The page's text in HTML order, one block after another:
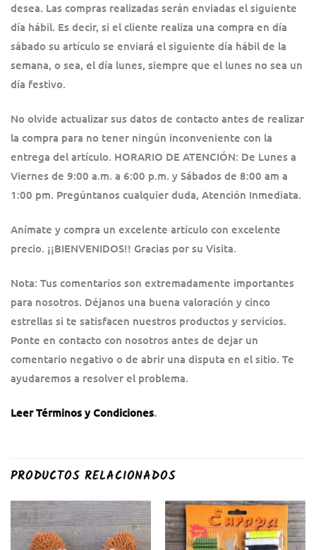
desea. Las compras realizadas serán enviadas el siguiente
día hábil. Es decir, si el cliente realiza una compra en día
sábado su artículo se enviará el siguiente día hábil de la
semana, o sea, el día lunes, siempre que el lunes no sea un
día festivo.
No olvide actualizar sus datos de contacto antes de realizar
la compra para no tener ningún inconveniente con la
entrega del artículo. HORARIO DE ATENCIÓN: De Lunes a
Viernes de 9:00 a.m. a 6:00 p.m. y Sábados de 8:00 am a
1:00 pm. Pregúntanos cualquier duda, Atención Inmediata.
Anímate y compra un excelente artículo con excelente
precio. ¡¡BIENVENIDOS!! Gracias por su Visita.
Nota: Tus comentarios son extremadamente importantes
para nosotros. Déjanos una buena valoración y cinco
estrellas si te satisfacen nuestros productos y servicios.
Ponte en contacto con nosotros antes de dejar un
comentario negativo o de abrir una disputa en el sitio. Te
ayudaremos a resolver el problema.
Leer Términos y Condiciones.
PRODUCTOS RELACIONADOS